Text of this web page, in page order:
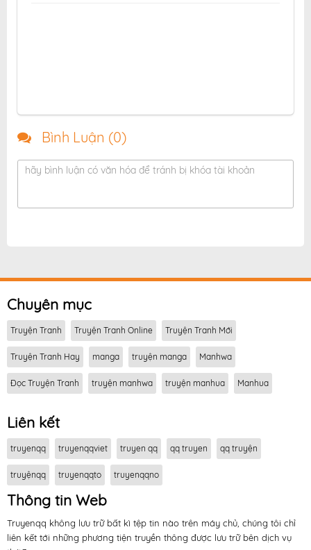
Bình Luận (0)
hãy bình luận có văn hóa để tránh bị khóa tài khoản
Chuyên mục
Truyện Tranh Truyện Tranh Online Truyện Tranh Mới
Truyện Tranh Hay manga truyện manga Manhwa
Đọc Truyện Tranh truyện manhwa truyện manhua Manhua
Liên kết
truyenqq truyenqqviet truyen qq qq truyen qq truyện
truyệnqq truyenqqto truyenqqno
Thông tin Web
Truyenqq không lưu trữ bất kì tệp tin nào trên máy chủ, chúng tôi chỉ
liên kết tới những phương tiện truyền thông được lưu trữ bên dịch vụ